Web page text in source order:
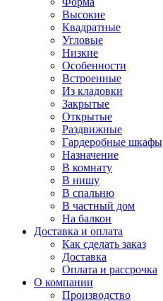
Высокие
Квадратные
Угловые
Низкие
Особенности
Встроенные
Из кладовки
Закрытые
Открытые
Раздвижные
Гардеробные шкафы
Назначение
В комнату
В нишу
В спальню
В частный дом
На балкон
Доставка и оплата
Как сделать заказ
Доставка
Оплата и рассрочка
О компании
Производство